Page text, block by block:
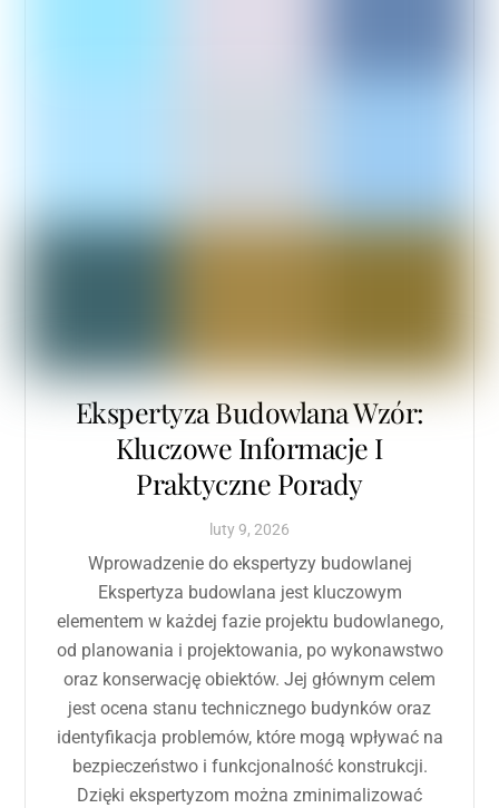
Ekspertyza Budowlana Wzór:
Kluczowe Informacje I
Praktyczne Porady
luty 9, 2026
Wprowadzenie do ekspertyzy budowlanej
Ekspertyza budowlana jest kluczowym
elementem w każdej fazie projektu budowlanego,
od planowania i projektowania, po wykonawstwo
oraz konserwację obiektów. Jej głównym celem
jest ocena stanu technicznego budynków oraz
identyfikacja problemów, które mogą wpływać na
bezpieczeństwo i funkcjonalność konstrukcji.
Dzięki ekspertyzom można zminimalizować